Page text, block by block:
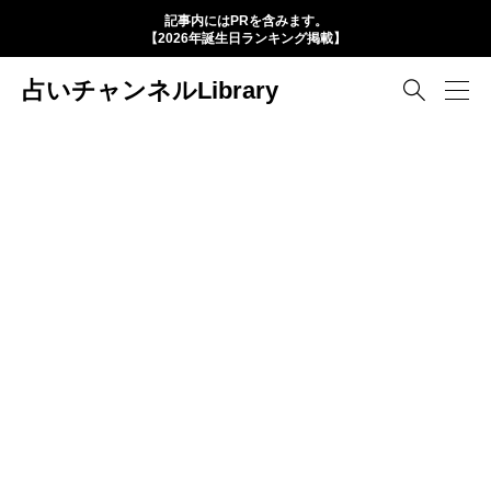
記事内にはPRを含みます。
【2026年誕生日ランキング掲載】
占いチャンネルLibrary 